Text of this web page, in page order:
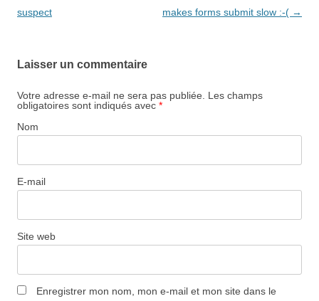
des
suspect
makes forms submit slow :-( →
Laisser un commentaire
Votre adresse e-mail ne sera pas publiée.
Les champs
obligatoires sont indiqués avec *
Nom
E-mail
Site web
Enregistrer mon nom, mon e-mail et mon site dans le